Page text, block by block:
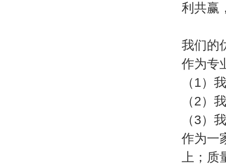
利共赢
我们的
作为专
（1）
（2）
（3）
作为一
上；